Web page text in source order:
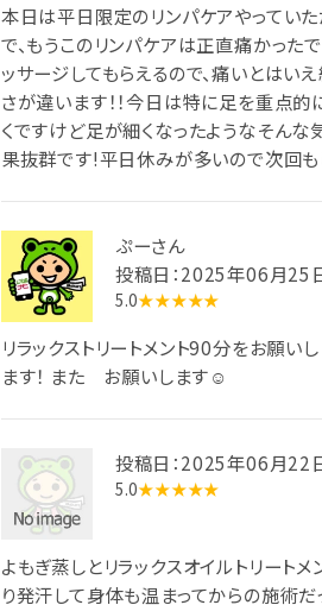
本日は平日限定のリンパケアやってい
で、もうこのリンパケアは正直痛かっ
ッサージしてもらえるので、痛いとは
さが違います！！今日は特に足を重点的
くですけど足が細くなったようなそん
果抜群です!平日休みが多いので次回
ぷーさん
投稿日：2025年06月25
5.0★★★★★
リラックストリートメント90分をお願
ます！ また お願いします☺️
投稿日：2025年06月22
5.0★★★★★
よもぎ蒸しとリラックスオイルトリート
り発汗して身体も温まってからの施術だ